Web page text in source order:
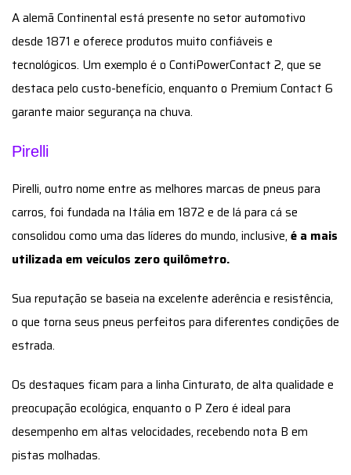
A alemã Continental está presente no setor automotivo
desde 1871 e oferece produtos muito confiáveis e
tecnológicos. Um exemplo é o ContiPowerContact 2, que se
destaca pelo custo-benefício, enquanto o Premium Contact 6
garante maior segurança na chuva.
Pirelli
Pirelli, outro nome entre as melhores marcas de pneus para
carros, foi fundada na Itália em 1872 e de lá para cá se
consolidou como uma das líderes do mundo, inclusive, é a mais
utilizada em veículos zero quilômetro.
Sua reputação se baseia na excelente aderência e resistência,
o que torna seus pneus perfeitos para diferentes condições de
estrada.
Os destaques ficam para a linha Cinturato, de alta qualidade e
preocupação ecológica, enquanto o P Zero é ideal para
desempenho em altas velocidades, recebendo nota B em
pistas molhadas.